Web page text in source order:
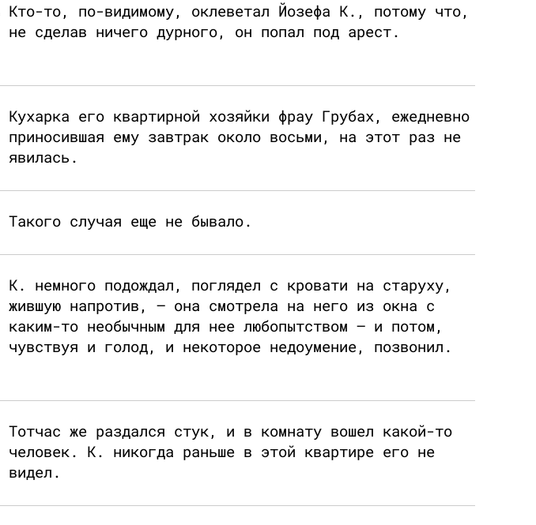
Кто-то, по-видимому, оклеветал Йозефа К., потому что,
не сделав ничего дурного, он попал под арест.
Кухарка его квартирной хозяйки фрау Грубах, ежедневно
приносившая ему завтрак около восьми, на этот раз не
явилась.
Такого случая еще не бывало.
К. немного подождал, поглядел с кровати на старуху,
жившую напротив, – она смотрела на него из окна с
каким-то необычным для нее любопытством – и потом,
чувствуя и голод, и некоторое недоумение, позвонил.
Тотчас же раздался стук, и в комнату вошел какой-то
человек. К. никогда раньше в этой квартире его не
видел.